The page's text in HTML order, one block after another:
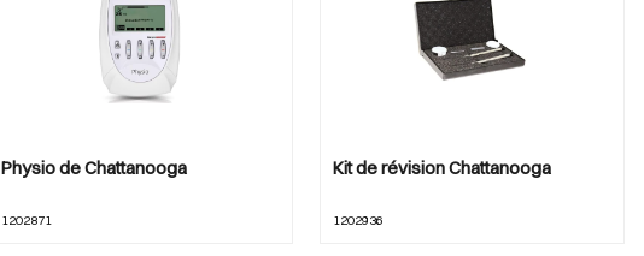
Physio de Chattanooga
1202871
Kit de révision Chattanooga
1202936